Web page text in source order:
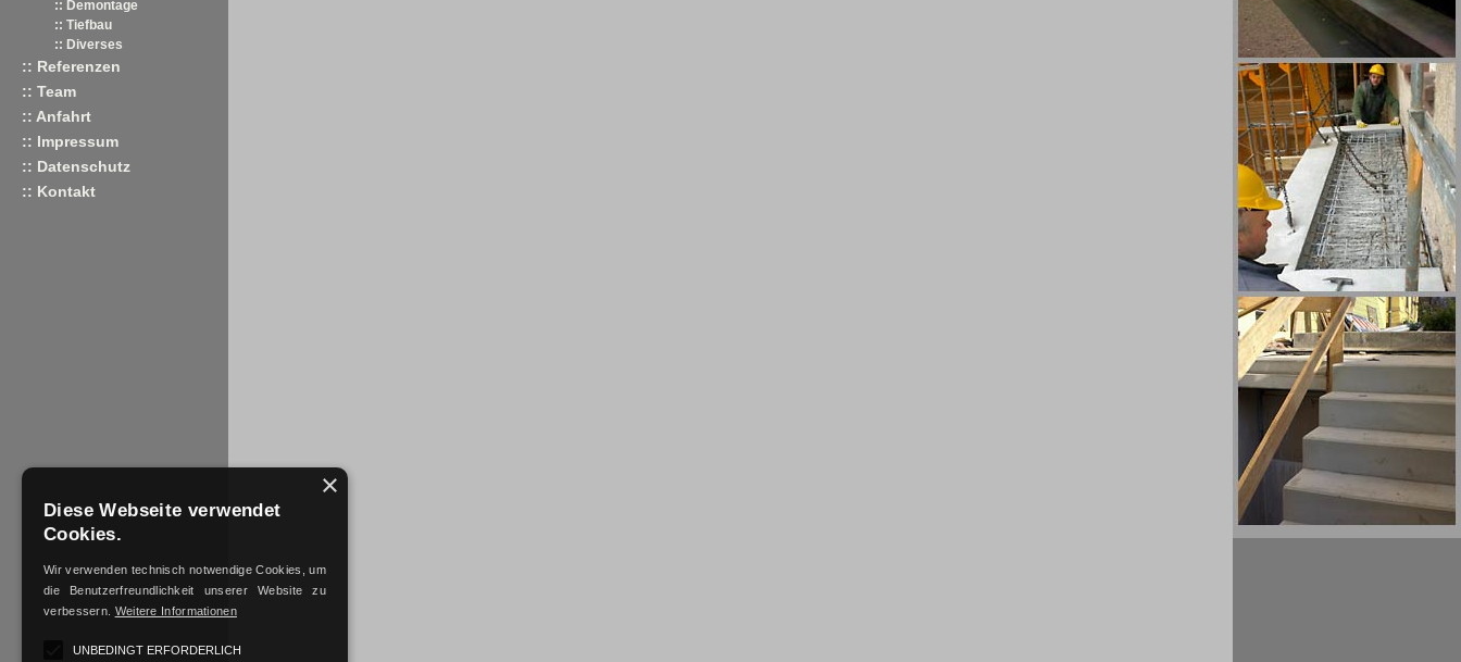
:: Demontage
:: Tiefbau
:: Diverses
:: Referenzen
:: Team
:: Anfahrt
:: Impressum
:: Datenschutz
:: Kontakt
×
Diese Webseite verwendet
Cookies.
Wir verwenden technisch notwendige Cookies, um
die Benutzerfreundlichkeit unserer Website zu
verbessern. Weitere Informationen
UNBEDINGT ERFORDERLICH